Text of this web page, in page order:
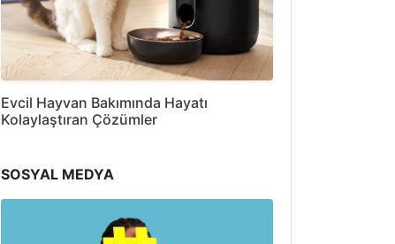
Evcil Hayvan Bakımında Hayatı
Kolaylaştıran Çözümler
SOSYAL MEDYA